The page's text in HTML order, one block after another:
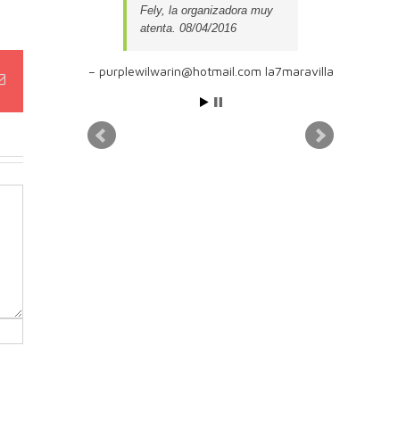
Fely, la organizadora muy
atenta. 08/04/2016
purplewilwarin@hotmail.com la7maravilla